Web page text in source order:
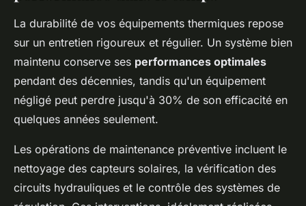
La durabilité de vos équipements thermiques repose
sur un entretien rigoureux et régulier. Un système bien
maintenu conserve ses performances optimales
pendant des décennies, tandis qu'un équipement
négligé peut perdre jusqu'à 30% de son efficacité en
quelques années seulement.
Les opérations de maintenance préventive incluent le
nettoyage des capteurs solaires, la vérification des
circuits hydrauliques et le contrôle des systèmes de